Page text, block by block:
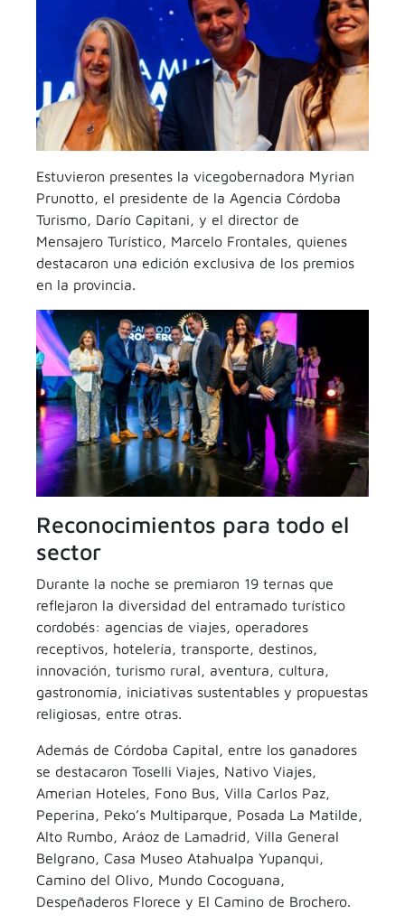
Estuvieron presentes la vicegobernadora Myrian
Prunotto, el presidente de la Agencia Córdoba
Turismo, Darío Capitani, y el director de
Mensajero Turístico, Marcelo Frontales, quienes
destacaron una edición exclusiva de los premios
en la provincia.
Reconocimientos para todo el
sector
Durante la noche se premiaron 19 ternas que
reflejaron la diversidad del entramado turístico
cordobés: agencias de viajes, operadores
receptivos, hotelería, transporte, destinos,
innovación, turismo rural, aventura, cultura,
gastronomía, iniciativas sustentables y propuestas
religiosas, entre otras.
Además de Córdoba Capital, entre los ganadores
se destacaron Toselli Viajes, Nativo Viajes,
Amerian Hoteles, Fono Bus, Villa Carlos Paz,
Peperina, Peko’s Multiparque, Posada La Matilde,
Alto Rumbo, Aráoz de Lamadrid, Villa General
Belgrano, Casa Museo Atahualpa Yupanqui,
Camino del Olivo, Mundo Cocoguana,
Despeñaderos Florece y El Camino de Brochero.